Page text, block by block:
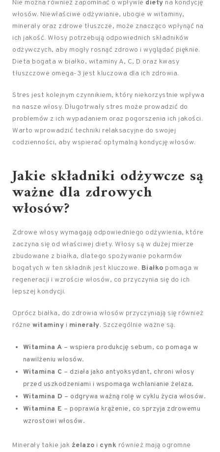
Nie można również zapominać o wpływie diety na kondycję
włosów. Niewłaściwe odżywianie, ubogie w witaminy,
minerały oraz zdrowe tłuszcze, może znacząco wpłynąć na
ich jakość. Włosy potrzebują odpowiednich składników
odżywczych, aby mogły rosnąć zdrowo i wyglądać pięknie.
Dieta bogata w białko, witaminy A, C, D oraz kwasy
tłuszczowe omega-3 jest kluczowa dla ich zdrowia.
Stres jest kolejnym czynnikiem, który niekorzystnie wpływa
na nasze włosy. Długotrwały stres może prowadzić do
problemów z ich wypadaniem oraz pogorszenia ich jakości.
Warto wprowadzić techniki relaksacyjne do swojej
codzienności, aby wspierać optymalną kondycję włosów.
Jakie składniki odżywcze są
ważne dla zdrowych
włosów?
Zdrowe włosy wymagają odpowiedniego odżywienia, które
zaczyna się od właściwej diety. Włosy są w dużej mierze
zbudowane z białka, dlatego spożywanie pokarmów
bogatych w ten składnik jest kluczowe. Białko pomaga w
regeneracji i wzroście włosów, co przyczynia się do ich
lepszej kondycji.
Oprócz białka, do zdrowia włosów przyczyniają się również
różne witaminy i minerały. Szczególnie ważne są:
Witamina A – wspiera produkcję sebum, co pomaga w
nawilżeniu włosów.
Witamina C – działa jako antyoksydant, chroni włosy
przed uszkodzeniami i wspomaga wchłanianie żelaza.
Witamina D – odgrywa ważną rolę w cyklu życia włosów.
Witamina E – poprawia krążenie, co sprzyja zdrowemu
wzrostowi włosów.
Minerały takie jak żelazo i cynk również mają ogromne